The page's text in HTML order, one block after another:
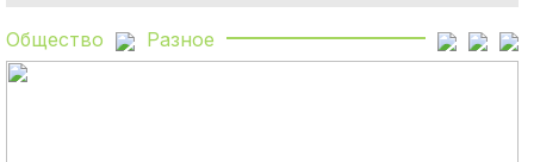
Общество Разное